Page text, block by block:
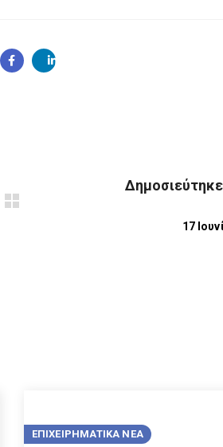
17
ΕΠΙΧΕΙΡΗΜΑΤΙΚΑ ΝΕΑ